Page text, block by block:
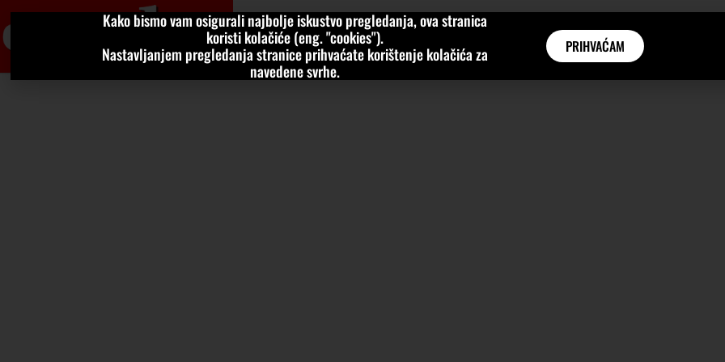
VIJESTI KOLUMNE KATEGORIJE INTERVJUI AKTUALNO
Kako bismo vam osigurali najbolje iskustvo pregledanja, ova stranica
koristi kolačiće (eng. "cookies").
Nastavljanjem pregledanja stranice prihvaćate korištenje kolačića za
navedene svrhe.
PRIHVAĆAM